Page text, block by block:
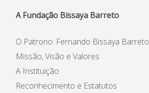
A Fundação Bissaya Barreto
O Patrono: Fernando Bissaya Barreto
Missão, Visão e Valores
A Instituição
Reconhecimento e Estatutos